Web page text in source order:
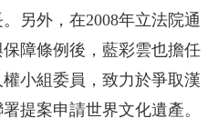
另外，在2008年立法院通
障條例後，藍彩雲也擔任
小組委員，致力於爭取漢
提案申請世界文化遺產。